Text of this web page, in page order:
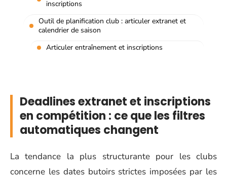
inscriptions
Outil de planification club : articuler extranet et
calendrier de saison
Articuler entraînement et inscriptions
Deadlines extranet et inscriptions
en compétition : ce que les filtres
automatiques changent
La tendance la plus structurante pour les clubs
concerne les dates butoirs strictes imposées par les